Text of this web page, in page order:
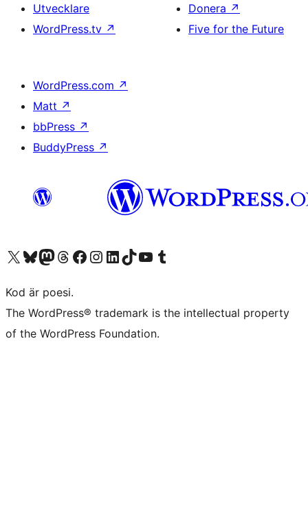
Utvecklare
WordPress.tv ↗
Donera ↗
Five for the Future
WordPress.com ↗
Matt ↗
bbPress ↗
BuddyPress ↗
Besök vår X-konto (f.d. Twitter)
Besök vårt Bluesky-konto
Besök vårt Mastodon-konto
Besök vårt Thread-konto
Besök vår Facebook-sidaBesök vårt Instagram-konto
Besök vårt LinkedIn-konto
Besök vårt TikTok-konto
Besök vår YouTube-kanalBesök vårt Tumblr-konto
Kod är poesi.
The WordPress® trademark is the intellectual property
of the WordPress Foundation.